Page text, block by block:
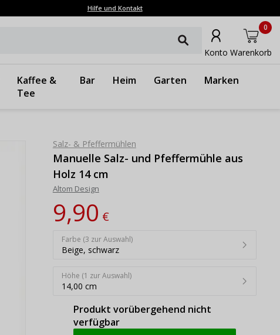
Hilfe und Kontakt
Konto Warenkorb
0
Kaffee &
Tee
Bar Heim Garten Marken
Salz- & Pfeffermühlen
Manuelle Salz- und Pfeffermühle aus
Holz 14 cm
Altom Design
9,90€
Farbe (3 zur Auswahl)
Beige, schwarz
Höhe (1 zur Auswahl)
14,00 cm
Produkt vorübergehend nicht
verfügbar